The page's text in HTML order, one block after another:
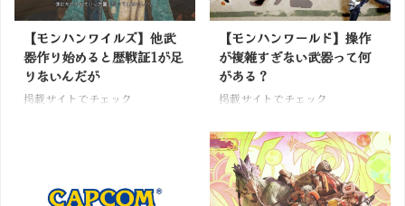
【モンハンワイルズ】他武
器作り始めると歴戦証1が足
りないんだが
掲載サイトでチェック
【モンハンワールド】操作
が複雑すぎない武器って何
がある？
掲載サイトでチェック